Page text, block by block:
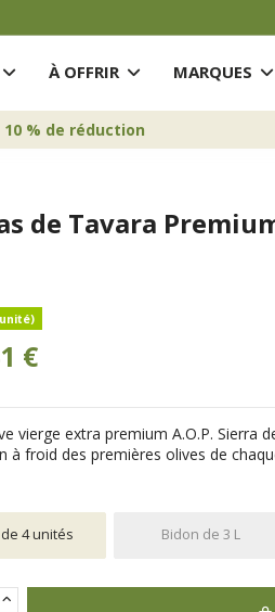
À OFFRIR MARQUES
10 % de réduction
de Tavara
€
vierge extra premium A.O.P. Sierra
à froid des premières olives de
4 unités Bidon de 3 L